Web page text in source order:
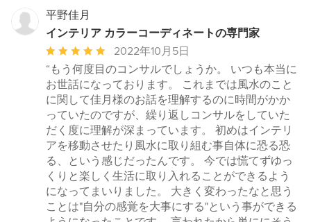
星
5
平野佳月
インテリア カラーコーディネートの専門家
平
均
評
価：
5
つ
星
中
星
5
2022年10月5日
“もう何度目のコンサルでしょうか。 いつも本当に
お世話になっております。 これまでは風水のこと
に関して佳月様のお話を理解するのに時間がかか
っていたのですが、繰り返しコンサルをしていた
だく度に理解が深まっています。 初めはインテリ
アを移動させたり風水に取り組む事自体に恐る恐
る、という感じだったんです。 今では慌てずゆっ
くりと楽しく生活に取り入れることができるよう
になってまいりました。 大きく変わったなと思う
ことは"自分の感覚を大事にする"という事ができる